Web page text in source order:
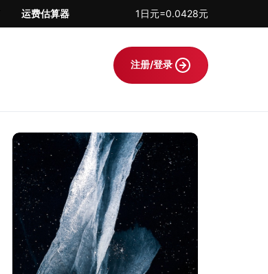
运费估算器 1日元=0.0428元
注册/登录